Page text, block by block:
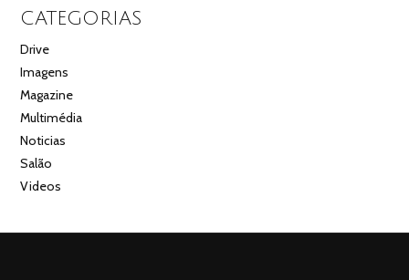
CATEGORIAS
Drive
Imagens
Magazine
Multimédia
Noticias
Salão
Videos